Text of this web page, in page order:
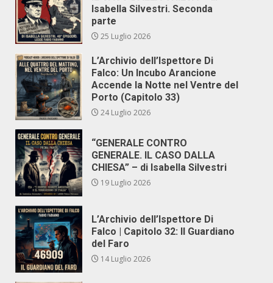
Isabella Silvestri. Seconda
parte
25 Luglio 2026
L’Archivio dell’Ispettore Di
Falco: Un Incubo Arancione
Accende la Notte nel Ventre del
Porto (Capitolo 33)
24 Luglio 2026
“GENERALE CONTRO
GENERALE. IL CASO DALLA
CHIESA” – di Isabella Silvestri
19 Luglio 2026
L’Archivio dell’Ispettore Di
Falco | Capitolo 32: Il Guardiano
del Faro
14 Luglio 2026